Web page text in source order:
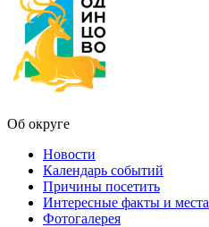
Об округе
Новости
Календарь событий
Причины посетить
Интересные факты и места
Фотогалерея